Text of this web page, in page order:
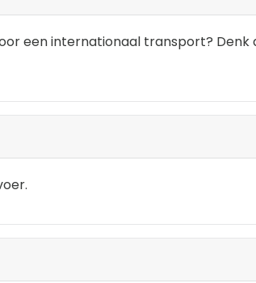
een internationaal transport? Denk